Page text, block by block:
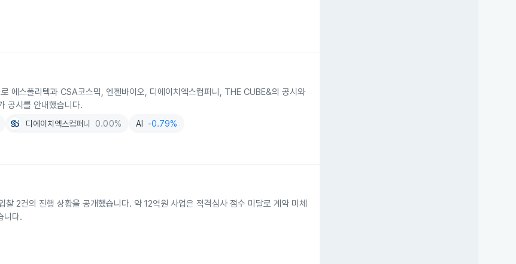
에스폴리텍과 CSA코스믹, 엔젠바이오, 디에이치엑스컴퍼니, THE CUBE&의 공시와
공시를 안내했습니다.
디에이치엑스컴퍼니 0.00% AI -0.79%
2건의 진행 상황을 공개했습니다. 약 12억원 사업은 적격심사 점수 미달로 계약 미체
니다.